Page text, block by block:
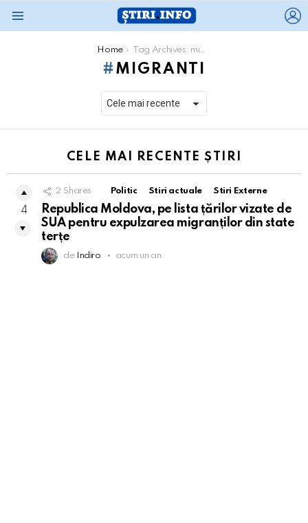
Home Tag Archives: migranti
MIGRANTI
CELE MAI RECENTE ȘTIRI
2 Shares Politic Stiri actuale Stiri Externe
Republica Moldova, pe lista țărilor vizate de
SUA pentru expulzarea migranților din state
terțe
de Indiro acum un an
4